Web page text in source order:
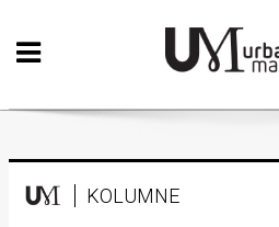
Početna
Vizualne
Teatar KOLUMNE